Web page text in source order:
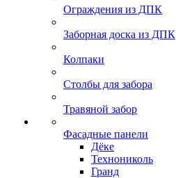
Ограждения из ДПК
Заборная доска из ДПК
Колпаки
Столбы для забора
Травяной забор
Фасадные панели
Дёке
Технониколь
Гранд